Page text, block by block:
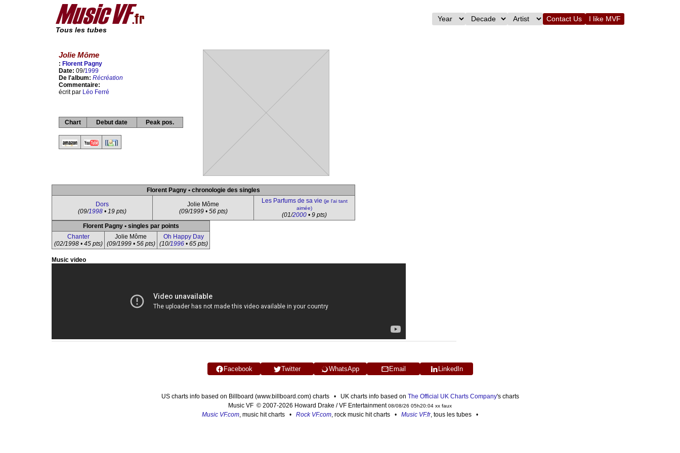
Tous les tubes
Contact Us I like MVF
Jolie Môme
: Florent Pagny
Date: 09/1999
De l'album: Récréation
Commentaire:
écrit par Léo Ferré
Chart Debut date Peak pos.
Florent Pagny • chronologie des singles
Dors
(09/1998 • 19 pts)
Jolie Môme
(09/1999 • 56 pts)
Les Parfums de sa vie (je l'ai tant
aimée)
(01/2000 • 9 pts)
Florent Pagny • singles par points
Chanter
(02/1998 • 45 pts)
Jolie Môme
(09/1999 • 56 pts)
Oh Happy Day
(10/1996• 65 pts)
Music video
Facebook Twitter WhatsApp Email LinkedIn
US charts info based on Billboard (www.billboard.com) charts • UK charts info based on The Official UK Charts Company's charts
Music VF © 2007-2026 Howard Drake / VF Entertainment08/08/26 05h20:04 xx faux
Music VF.com, music hit charts • Rock VF.com, rock music hit charts • Music VF.fr, tous les tubes •